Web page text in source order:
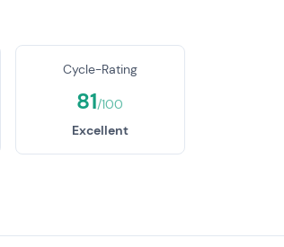
Cycle-Rating
81/100
Excellent